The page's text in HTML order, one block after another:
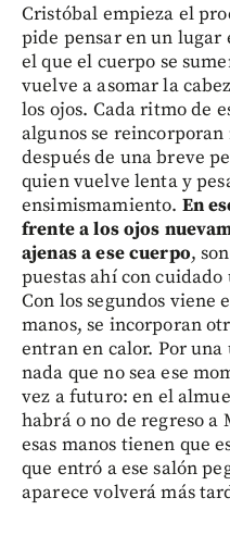
Cristóbal empieza el
pide pensar en un lugar
el que el cuerpo se
vuelve a asomar la
los ojos. Cada ritmo de
algunos se
después de una breve
quien vuelve lenta y
ensimismamiento. En
frente a los ojos
ajenas a ese cuerpo,
puestas ahí con
Con los segundos viene
manos, se incorporan
entran en calor. Por
nada que no sea ese
vez a futuro: en el
habrá o no de regreso
esas manos tienen que
que entró a ese salón
aparece volverá más